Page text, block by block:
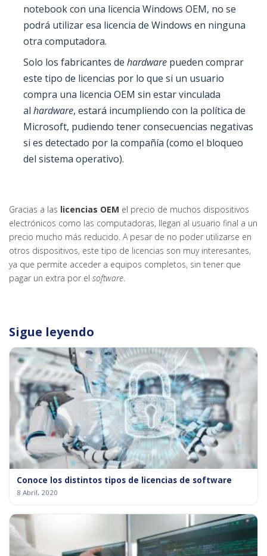
notebook con una licencia Windows OEM, no se
podrá utilizar esa licencia de Windows en ninguna
otra computadora.
Solo los fabricantes de hardware pueden comprar
este tipo de licencias por lo que si un usuario
compra una licencia OEM sin estar vinculada
al hardware, estará incumpliendo con la política de
Microsoft, pudiendo tener consecuencias negativas
si es detectado por la compañía (como el bloqueo
del sistema operativo).
Gracias a las licencias OEM el precio de muchos dispositivos
electrónicos como las computadoras, llegan al usuario final a un
precio mucho más reducido. A pesar de no poder utilizarse en
otros dispositivos, este tipo de licencias son muy interesantes,
ya que permite acceder a equipos completos, sin tener que
pagar un extra por el software.
Sigue leyendo
Conoce los distintos tipos de licencias de software
8 Abril, 2020